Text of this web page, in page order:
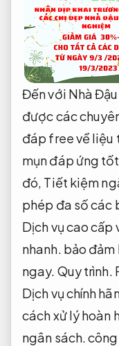
Đến với Nhà
được các
đáp free về liệu
mụn đáp ứng
đó, Tiết kiệm
phép đa số các
Dịch vụ cao cấp
nhanh. bảo đảm
ngay. Quy trình.
Dịch vụ chính
cách xử lý hoàn
ngân sách.công